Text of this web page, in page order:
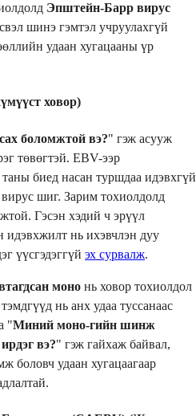
Эпштейн-Барр вирус
шинэ гэмтэл учруулахгүй
удаан хугацааны үр
ховор)
боломжтой вэ?" гэж асууж
төвөгтэй. EBV-ээр
биед насан туршдаа идэвхгүй
шиг. Зарим тохиолдолд
Гэсэн хэдий ч эрүүл
идэвхжилт нь ихэвчлэн дуу
үүсгэдэггүй эх сурвалж.
моно нь ховор тохиолдол
нь анх удаа туссанаас
"Миний моно-гийн шинж
вэ?" гэж гайхаж байвал,
боловч удаан хугацаагаар